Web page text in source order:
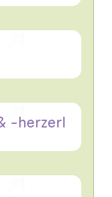
-herzerl